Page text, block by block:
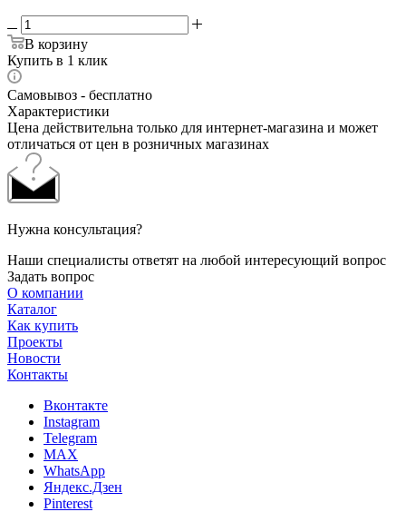
В корзину
Купить в 1 клик
Самовывоз - бесплатно
Характеристики
Цена действительна только для интернет-магазина и может
отличаться от цен в розничных магазинах
Нужна консультация?
Наши специалисты ответят на любой интересующий вопрос
Задать вопрос
О компании
Каталог
Как купить
Проекты
Новости
Контакты
Вконтакте
Instagram
Telegram
MAX
WhatsApp
Яндекс.Дзен
Pinterest